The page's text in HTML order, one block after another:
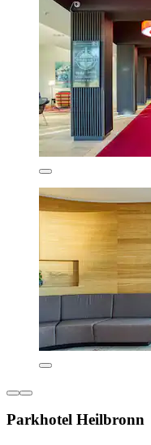
Parkhotel Heilbronn